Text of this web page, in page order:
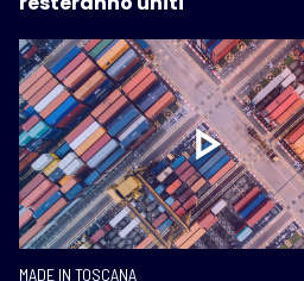
MADE IN TOSCANA